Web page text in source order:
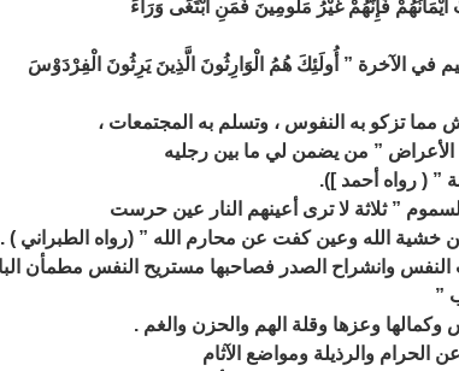
أَيْمَانُهُمْ فَإِنَّهُمْ غَيْرُ مَلُومِينَ فَمَنِ ابْتَغَى وَرَاءَ
الأعراض ” من يضمن لي ما بين رجليه
” ( رواه أحمد ]).
الله وعين كفت عن محارم الله ” (رواه الطبراني ) .
”